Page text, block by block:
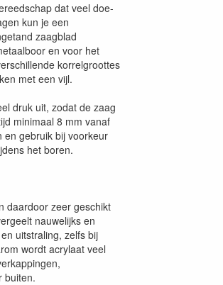
dat veel doe-
kun je een
zaagblad
en voor het
korrelgroottes
met een vijl.
druk uit, zodat de zaag
minimaal 8 mm vanaf
en gebruik bij voorkeur
het boren.
daardoor zeer geschikt
nauwelijks en
uitstraling, zelfs bij
wordt acrylaat veel
buiten.